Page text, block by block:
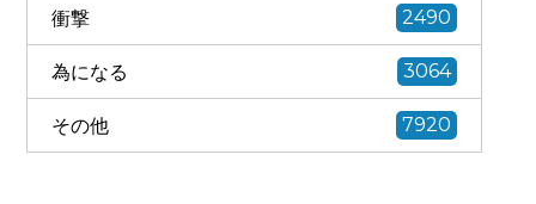
衝撃 2490
為になる 3064
その他 7920